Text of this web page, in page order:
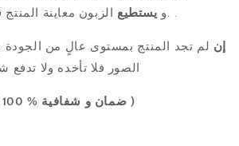
.و يستطيع الزبون معاينة المنتج قبل الدفع .
إن لم تجد المنتج بمستوى عالٍ من الجودة
( ضمان و شفافية % 100 )